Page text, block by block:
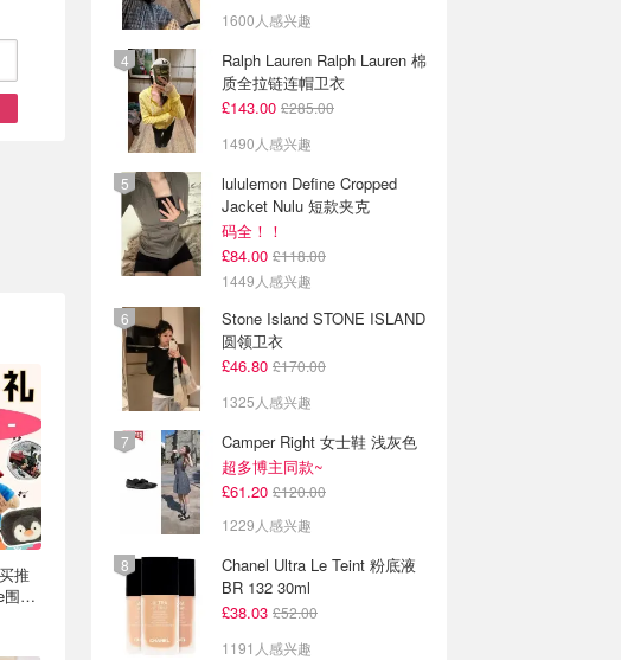
推
1600人感兴趣
Ralph Lauren Ralph Lauren 棉
质全拉链连帽卫衣
£143.00 £285.00
1490人感兴趣
lululemon Define Cropped
Jacket Nulu 短款夹克
码全！！
£84.00 £118.00
1449人感兴趣
Stone Island STONE ISLAND
圆领卫衣
£46.80 £170.00
1325人感兴趣
Camper Right 女士鞋 浅灰色
超多博主同款~
£61.20 £120.00
1229人感兴趣
Chanel Ultra Le Teint 粉底液
BR 132 30ml
£38.03 £52.00
1191人感兴趣